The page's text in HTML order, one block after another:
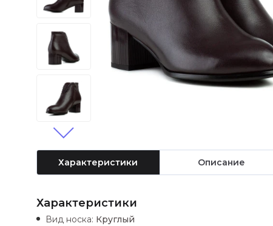
Характеристики Описание
Характеристики
Вид носка: Круглый